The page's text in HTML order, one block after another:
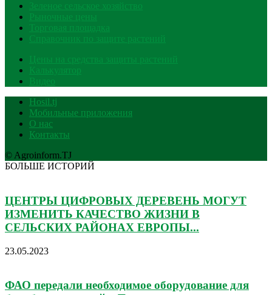
Зеленое сельское хозяйство
Рыночные цены
Торговая площадка
Справочник по защите растений
Цены на средства защиты растений
Калькулятор
Видео
Hosil.tj
Мобильные приложения
О нас
Контакты
© Agroinform.TJ
БОЛЬШЕ ИСТОРИЙ
ЦЕНТРЫ ЦИФРОВЫХ ДЕРЕВЕНЬ МОГУТ
ИЗМЕНИТЬ КАЧЕСТВО ЖИЗНИ В
СЕЛЬСКИХ РАЙОНАХ ЕВРОПЫ...
23.05.2023
ФАО передали необходимое оборудование для